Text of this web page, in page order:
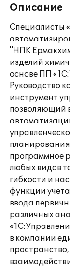
Описание
Специалисты
"НПК
изделий
основе ПП
Руководство
инструмент
позволяющий
программное
любых видов
гибкости и
функции
ввода
различных
в компании